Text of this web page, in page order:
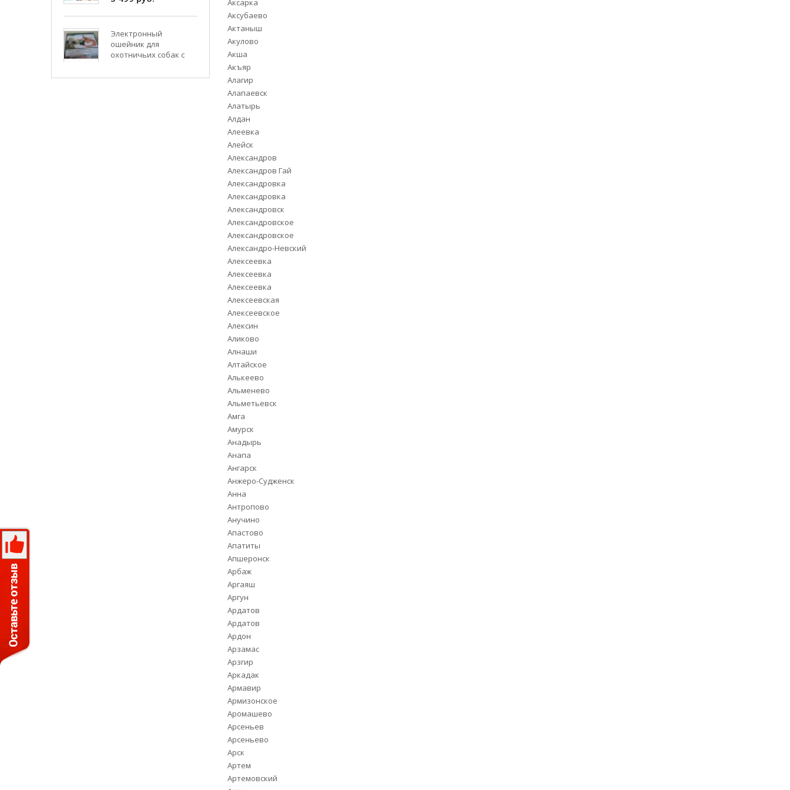
Аксарка
Аксубаево
Актаныш
Акулово
Акша
Акъяр
Алагир
Алапаевск
Алатырь
Алдан
Алеевка
Алейск
Александров
Александров Гай
Александровка
Александровка
Александровск
Александровское
Александровское
Александро-Невский
Алексеевка
Алексеевка
Алексеевка
Алексеевская
Алексеевское
Алексин
Аликово
Алнаши
Алтайское
Алькеево
Альменево
Альметьевск
Амга
Амурск
Анадырь
Анапа
Ангарск
Анжеро-Судженск
Анна
Антропово
Анучино
Апастово
Апатиты
Апшеронск
Арбаж
Аргаяш
Аргун
Ардатов
Ардатов
Ардон
Арзамас
Арзгир
Аркадак
Армавир
Армизонское
Аромашево
Арсеньев
Арсеньево
Арск
Артем
Артемовский
ошейник для
охотничьих собак с
бипером 910D (WT 715)
Hunter Beeper
8 999 руб.